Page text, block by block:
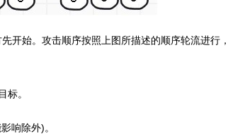
开始。攻击顺序按照上图所描述的顺序轮流进
标。
响除外)。